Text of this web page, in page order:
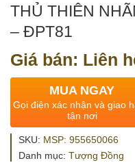
THỦ THIÊN
– ĐPT81
Giá bán: Liên
MUA NGAY
Gọi điện xác nhận và giao
tận nơi
SKU: MSP: 955650066
Danh mục: Tượng Đồng